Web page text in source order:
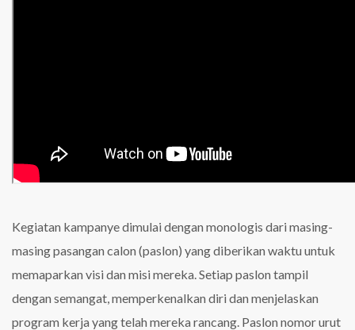
Kegiatan kampanye dimulai dengan monologis dari masing-
masing pasangan calon (paslon) yang diberikan waktu untuk
memaparkan visi dan misi mereka. Setiap paslon tampil
dengan semangat, memperkenalkan diri dan menjelaskan
program kerja yang telah mereka rancang. Paslon nomor urut